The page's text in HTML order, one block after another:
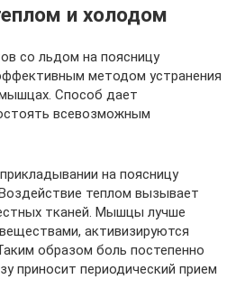
и холодом
со льдом на поясницу
методом устранения
Способ дает
всевозможным
на поясницу
теплом вызывает
тканей. Мышцы лучше
активизируются
образом боль постепенно
приносит периодический прием